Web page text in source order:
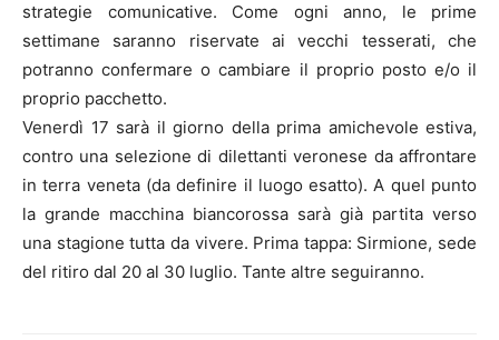
strategie comunicative. Come ogni anno, le prime
settimane saranno riservate ai vecchi tesserati, che
potranno confermare o cambiare il proprio posto e/o il
proprio pacchetto.
Venerdì 17 sarà il giorno della prima amichevole estiva,
contro una selezione di dilettanti veronese da affrontare
in terra veneta (da definire il luogo esatto). A quel punto
la grande macchina biancorossa sarà già partita verso
una stagione tutta da vivere. Prima tappa: Sirmione, sede
del ritiro dal 20 al 30 luglio. Tante altre seguiranno.